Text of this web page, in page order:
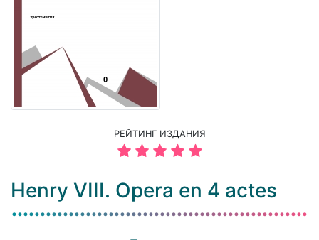
РЕЙТИНГ ИЗДАНИЯ
Henry VIII. Opera en 4 actes